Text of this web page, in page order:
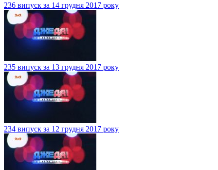
236 випуск за 14 грудня 2017 року
235 випуск за 13 грудня 2017 року
234 випуск за 12 грудня 2017 року